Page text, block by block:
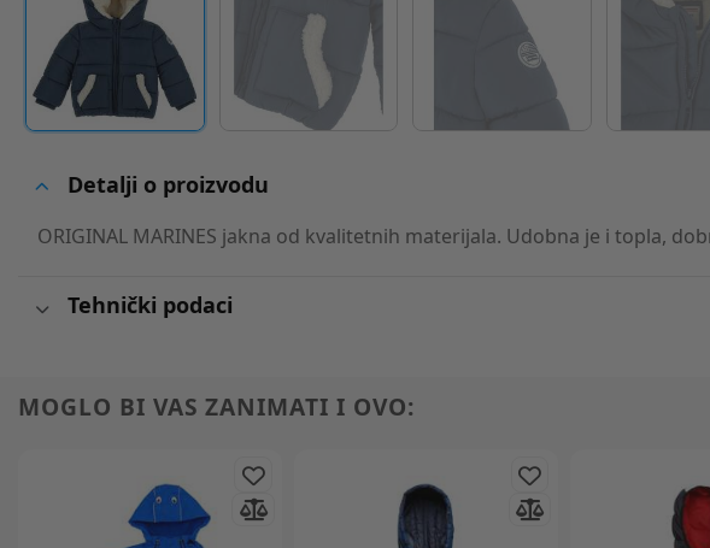
Detalji o proizvodu
ORIGINAL MARINES jakna od kvalitetnih materijala. Udobna je i topla,
Tehnički podaci
MOGLO BI VAS ZANIMATI I OVO: